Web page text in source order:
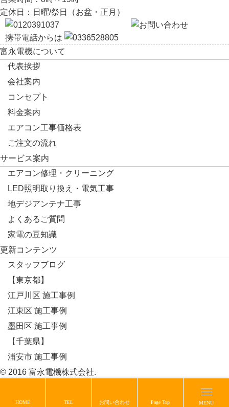
HOME TEL お問い合わせ Page Top MENU
定休日：日曜/祭日（お盆・正月）
携帯電話からは
富永電機について
代表挨拶
会社案内
コンセプト
料金案内
エアコン工事価格表
ご注文の流れ
サービス案内
エアコン修理・クリーニング
LED照明取り換え・電気工事
地デジアンテナ工事
よくあるご質問
家電の豆知識
更新コンテンツ
スタッフブログ
【東京都】
江戸川区 施工事例
江東区 施工事例
墨田区 施工事例
【千葉県】
浦安市 施工事例
© 2016 富永電機株式会社.